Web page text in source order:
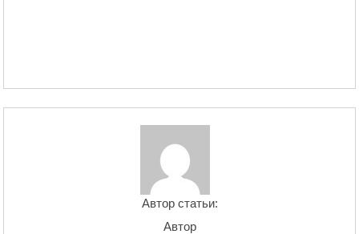
Автор статьи:
Автор